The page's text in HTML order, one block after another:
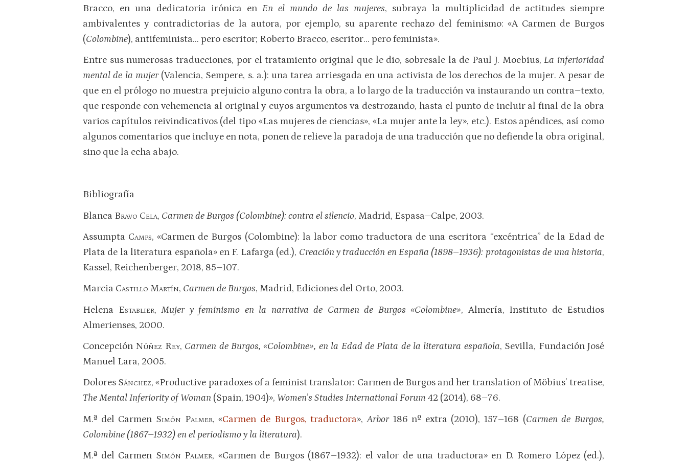
Bracco, en una dedicatoria irónica en En el mundo de las mujeres, subraya la multiplicidad de actitudes siempre
ambivalentes y contradictorias de la autora, por ejemplo, su aparente rechazo del feminismo: «A Carmen de Burgos
(Colombine), antifeminista… pero escritor; Roberto Bracco, escritor… pero feminista».
Entre sus numerosas traducciones, por el tratamiento original que le dio, sobresale la de Paul J. Moebius,La inferioridad
mental de la mujer (Valencia, Sempere, s. a.): una tarea arriesgada en una activista de los derechos de la mujer. A pesar de
que en el prólogo no muestra prejuicio alguno contra la obra, a lo largo de la traducción va instaurando un contra–texto,
que responde con vehemencia al original y cuyos argumentos va destrozando, hasta el punto de incluir al final de la obra
varios capítulos reivindicativos (del tipo «Las mujeres de ciencias», «La mujer ante la ley», etc.). Estos apéndices, así como
algunos comentarios que incluye en nota, ponen de relieve la paradoja de una traducción que no defiende la obra original,
sino que la echa abajo.
Bibliografía
Blanca Bravo Cela, Carmen de Burgos (Colombine): contra el silencio, Madrid, Espasa–Calpe, 2003.
Assumpta Camps, «Carmen de Burgos (Colombine): la labor como traductora de una escritora “excéntrica” de la Edad de
Plata de la literatura española» en F. Lafarga (ed.), Creación y traducción en España (1898–1936): protagonistas de una historia,
Kassel, Reichenberger, 2018, 85–107.
Marcia Castillo Martín, Carmen de Burgos, Madrid, Ediciones del Orto, 2003.
Helena Establier, Mujer y feminismo en la narrativa de Carmen de Burgos «Colombine», Almería, Instituto de Estudios
Almerienses, 2000.
Concepción Núñez Rey, Carmen de Burgos, «Colombine», en la Edad de Plata de la literatura española, Sevilla, Fundación José
Manuel Lara, 2005.
Dolores Sánchez, «Productive paradoxes of a feminist translator: Carmen de Burgos and her translation of Möbius’ treatise,
The Mental Inferiority of Woman (Spain, 1904)», Women’s Studies International Forum 42 (2014), 68–76.
M.ª del Carmen Simón Palmer, «Carmen de Burgos, traductora»,Arbor186 nº extra (2010), 157–168 (Carmen de Burgos,
Colombine (1867–1932) en el periodismo y la literatura).
M.ª del Carmen Simón Palmer, «Carmen de Burgos (1867–1932): el valor de una traductora» en D. Romero López (ed.),